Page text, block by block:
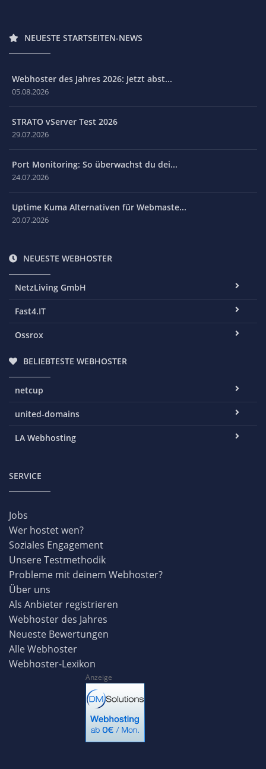
NEUESTE STARTSEITEN-NEWS
Webhoster des Jahres 2026: Jetzt abst...
05.08.2026
STRATO vServer Test 2026
29.07.2026
Port Monitoring: So überwachst du dei...
24.07.2026
Uptime Kuma Alternativen für Webmaste...
20.07.2026
NEUESTE WEBHOSTER
NetzLiving GmbH
Fast4.IT
Ossrox
BELIEBTESTE WEBHOSTER
netcup
united-domains
LA Webhosting
SERVICE
Jobs
Wer hostet wen?
Soziales Engagement
Unsere Testmethodik
Probleme mit deinem Webhoster?
Über uns
Als Anbieter registrieren
Webhoster des Jahres
Neueste Bewertungen
Alle Webhoster
Webhoster-Lexikon
Anzeige